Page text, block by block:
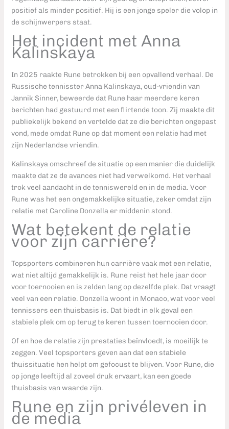
positief als minder positief. Hij is een jonge speler die volop in
de schijnwerpers staat.
Het incident met Anna
Kalinskaya
In 2025 raakte Rune betrokken bij een opvallend verhaal. De
Russische tennisster Anna Kalinskaya, oud-vriendin van
Jannik Sinner, beweerde dat Rune haar meerdere keren
berichten had gestuurd met een flirtende toon. Zij maakte dit
publiekelijk bekend en vertelde dat ze die berichten ongepast
vond, mede omdat Rune op dat moment een relatie had met
zijn Nederlandse vriendin.
Kalinskaya omschreef de situatie op een manier die duidelijk
maakte dat ze de avances niet had verwelkomd. Het verhaal
trok veel aandacht in de tenniswereld en in de media. Voor
Rune was het een ongemakkelijke situatie, zeker omdat zijn
relatie met Caroline Donzella er middenin stond.
Wat betekent de relatie
voor zijn carrière?
Topsporters combineren hun carrière vaak met een relatie,
wat niet altijd gemakkelijk is. Rune reist het hele jaar door
voor toernooien en is zelden lang op dezelfde plek. Dat vraagt
veel van een relatie. Donzella woont in Monaco, wat voor veel
tennissers een thuisbasis is. Dat biedt in elk geval een
stabiele plek om op terug te keren tussen toernooien door.
Of en hoe de relatie zijn prestaties beïnvloedt, is moeilijk te
zeggen. Veel topsporters geven aan dat een stabiele
thuissituatie hen helpt om gefocust te blijven. Voor Rune, die
op jonge leeftijd al zoveel druk ervaart, kan een goede
thuisbasis van waarde zijn.
Rune en zijn privéleven in
de media